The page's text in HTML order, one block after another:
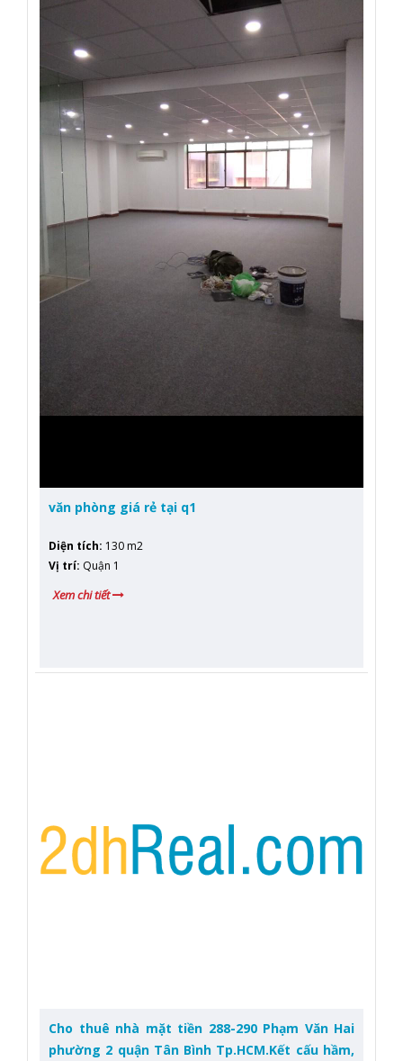
văn phòng giá rẻ tại q1
Diện tích: 130 m2
Vị trí: Quận 1
Xem chi tiết
Cho thuê nhà mặt tiền 288-290 Phạm Văn Hai
phường 2 quận Tân Bình Tp.HCM.Kết cấu hầm,